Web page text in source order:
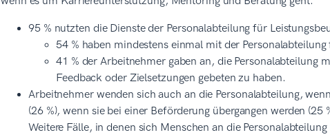
95 % nutzten die Dienste der Personalabteilung für
54 % haben mindestens einmal mit der
41 % der Arbeitnehmer gaben an, die Personalabteilung
Feedback oder Zielsetzungen gebeten zu haben.
Arbeitnehmer wenden sich auch an die Personalabteilung,
(26 %), wenn sie bei einer Beförderung übergangen werden
Weitere Fälle, in denen sich Menschen an die